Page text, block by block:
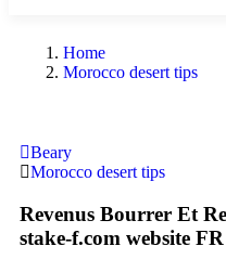
Home
Morocco desert tips
Beary
Morocco desert tips
Revenus Bourrer Et
stake-f.com website